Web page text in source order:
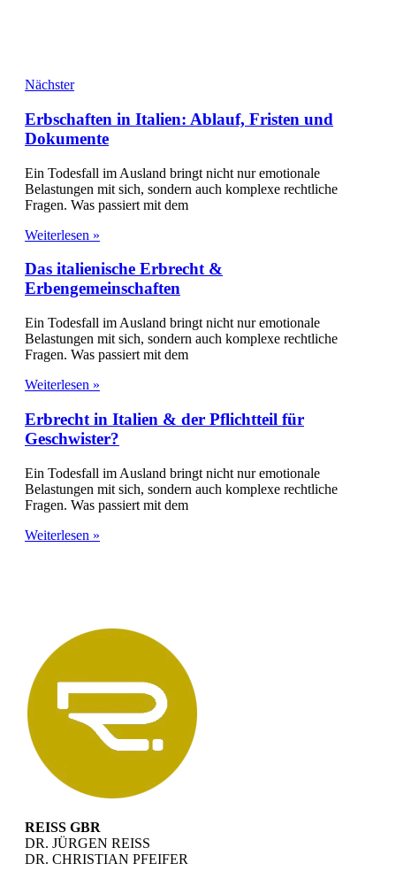
Nächster
Erbschaften in Italien: Ablauf, Fristen und
Dokumente
Ein Todesfall im Ausland bringt nicht nur emotionale
Belastungen mit sich, sondern auch komplexe rechtliche
Fragen. Was passiert mit dem
Weiterlesen »
Das italienische Erbrecht &
Erbengemeinschaften
Ein Todesfall im Ausland bringt nicht nur emotionale
Belastungen mit sich, sondern auch komplexe rechtliche
Fragen. Was passiert mit dem
Weiterlesen »
Erbrecht in Italien & der Pflichtteil für
Geschwister?
Ein Todesfall im Ausland bringt nicht nur emotionale
Belastungen mit sich, sondern auch komplexe rechtliche
Fragen. Was passiert mit dem
Weiterlesen »
REISS GBR
DR. JÜRGEN REISS
DR. CHRISTIAN PFEIFER